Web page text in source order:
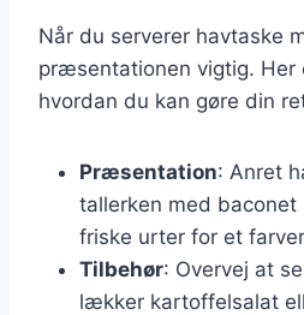
Når du serverer havtaske
præsentationen vigtig. Her
hvordan du kan gøre din
Præsentation: Anret
tallerken med baconet
friske urter for et
Tilbehør: Overvej at
lækker kartoffelsalat